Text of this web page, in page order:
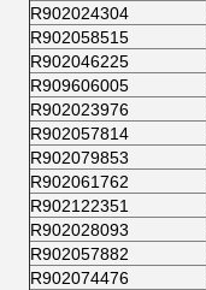
R902024304
R902058515
R902046225
R909606005
R902023976
R902057814
R902079853
R902061762
R902122351
R902028093
R902057882
R902074476